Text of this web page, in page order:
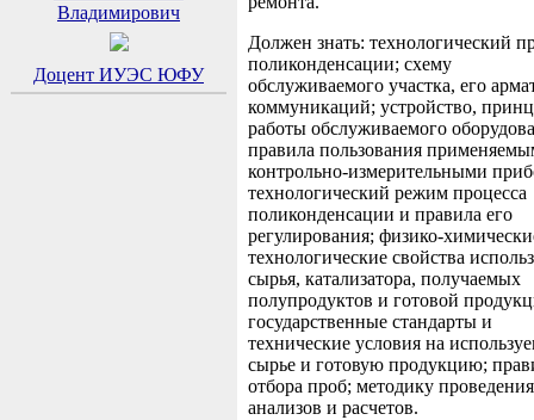
Владимирович
Доцент ИУЭС ЮФУ
Должен знать: технологический
поликонденсации; схему
обслуживаемого участка, его
коммуникаций; устройство,
работы обслуживаемого
правила пользования
контрольно-измерительными
технологический режим процесса
поликонденсации и правила его
регулирования; физико-
технологические свойства
сырья, катализатора, получаемых
полупродуктов и готовой
государственные стандарты и
технические условия на
сырье и готовую продукцию;
отбора проб; методику проведения
анализов и расчетов.